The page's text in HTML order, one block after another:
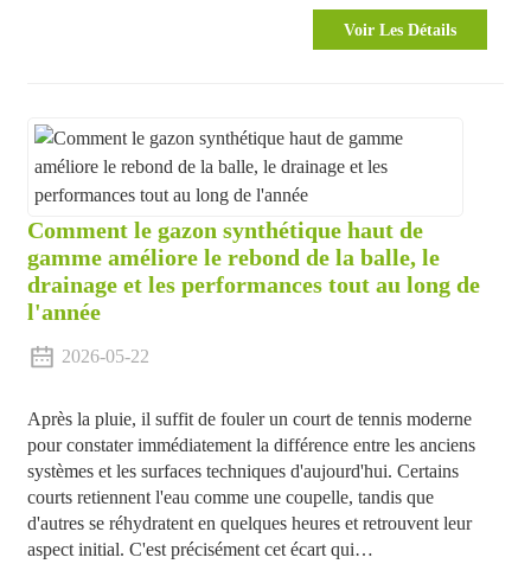
Voir Les Détails
Comment le gazon synthétique haut de
gamme améliore le rebond de la balle, le
drainage et les performances tout au long de
l'année
2026-05-22
Après la pluie, il suffit de fouler un court de tennis moderne
pour constater immédiatement la différence entre les anciens
systèmes et les surfaces techniques d'aujourd'hui. Certains
courts retiennent l'eau comme une coupelle, tandis que
d'autres se réhydratent en quelques heures et retrouvent leur
aspect initial. C'est précisément cet écart qui…